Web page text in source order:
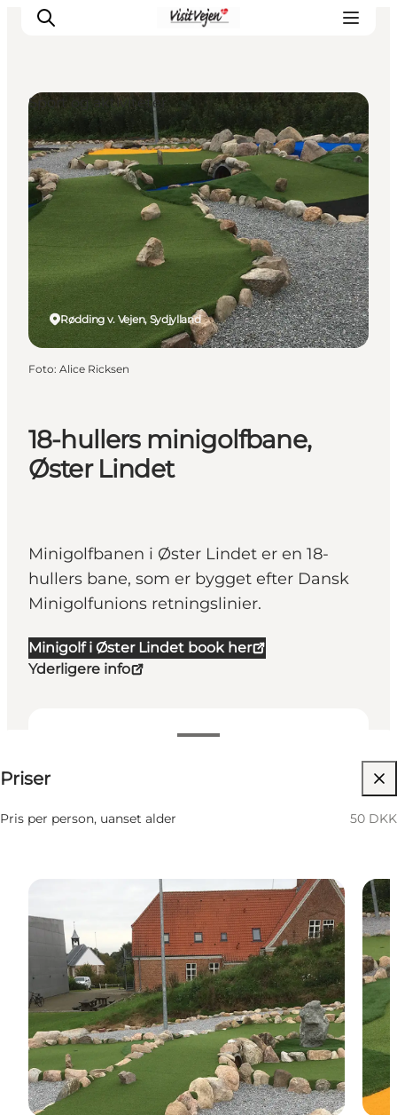
Spise
Sove
Natur
Byer
Events
Udforsk
18-hullers minigolfbane,
Øster Lindet
Minigolfbanen i Øster Lindet er en 18-
hullers bane, som er bygget efter Dansk
Minigolfunions retningslinier.
Minigolf i Øster Lindet book her
Yderligere info
Priser
Pris per person, uanset alder 50 DKK
Rødding v. Vejen, Sydjylland
Sport og aktiviteter
Foto: Alice Ricksen